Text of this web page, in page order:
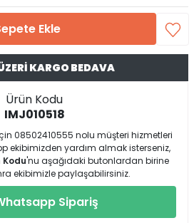
Ekle
KARGO BEDAVA
Ürün Kodu
IMJ010518
08502410555 nolu müşteri hizmetleri
ekibimizden yardım almak isterseniz,
Kodu'nu aşağıdaki butonlardan birine
ekibimizle paylaşabilirsiniz.
Sipariş